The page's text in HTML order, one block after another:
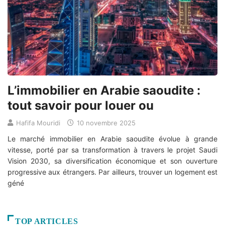
L’immobilier en Arabie saoudite :
tout savoir pour louer ou
Hafifa Mouridi 10 novembre 2025
Le marché immobilier en Arabie saoudite évolue à grande
vitesse, porté par sa transformation à travers le projet Saudi
Vision 2030, sa diversification économique et son ouverture
progressive aux étrangers. Par ailleurs, trouver un logement est
géné
TOP ARTICLES